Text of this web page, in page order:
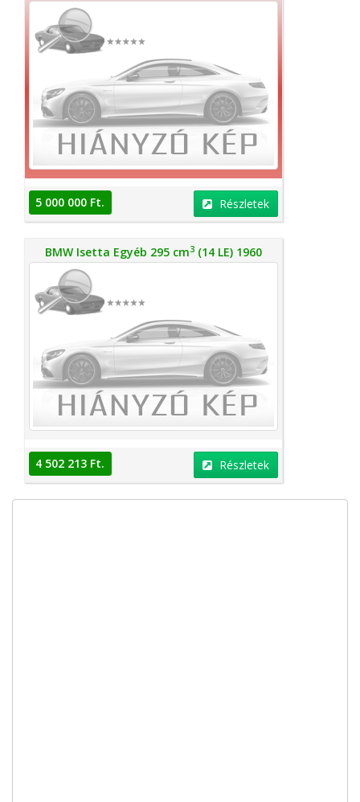
5 000 000 Ft. Részletek
BMW Isetta Egyéb 295 cm3 (14 LE) 1960
4 502 213 Ft. Részletek